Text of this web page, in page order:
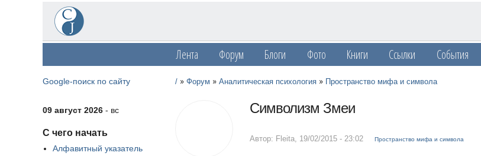
Лента Форум Блоги Фото Книги Ссылки События
Google-поиск по сайту
09 август 2026 - вс
С чего начать
Алфавитный указатель
/ » Форум » Аналитическая психология » Пространство мифа и символа
Символизм Змеи
Автор: Fleita, 19/02/2015 - 23:02 Пространство мифа и символа